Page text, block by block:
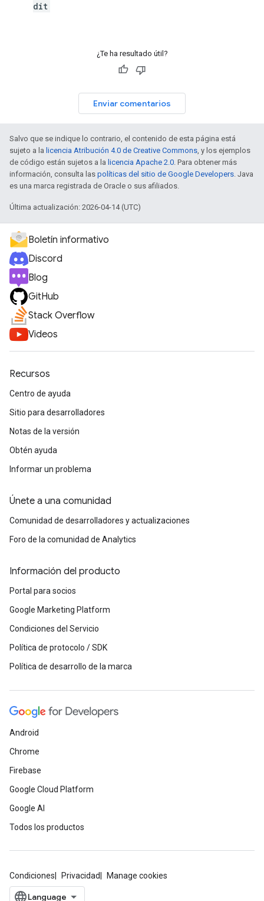
dit
¿Te ha resultado útil?
Enviar comentarios
Salvo que se indique lo contrario, el contenido de esta página está
sujeto a la licencia Atribución 4.0 de Creative Commons, y los ejemplos
de código están sujetos a la licencia Apache 2.0. Para obtener más
información, consulta las políticas del sitio de Google Developers. Java
es una marca registrada de Oracle o sus afiliados.
Última actualización: 2026-04-14 (UTC)
Boletín informativo
Discord
Blog
GitHub
Stack Overflow
Videos
Recursos
Centro de ayuda
Sitio para desarrolladores
Notas de la versión
Obtén ayuda
Informar un problema
Únete a una comunidad
Comunidad de desarrolladores y actualizaciones
Foro de la comunidad de Analytics
Información del producto
Portal para socios
Google Marketing Platform
Condiciones del Servicio
Política de protocolo / SDK
Política de desarrollo de la marca
Android
Chrome
Firebase
Google Cloud Platform
Google AI
Todos los productos
Condiciones Privacidad Manage cookies